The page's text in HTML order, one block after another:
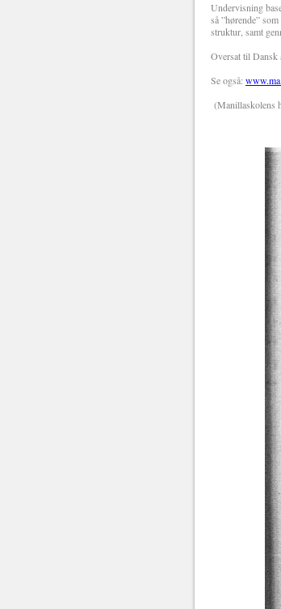
Undervisning
så ”hørende”
struktur, samt
Oversat til Dansk
Se også:
(Manillaskolens